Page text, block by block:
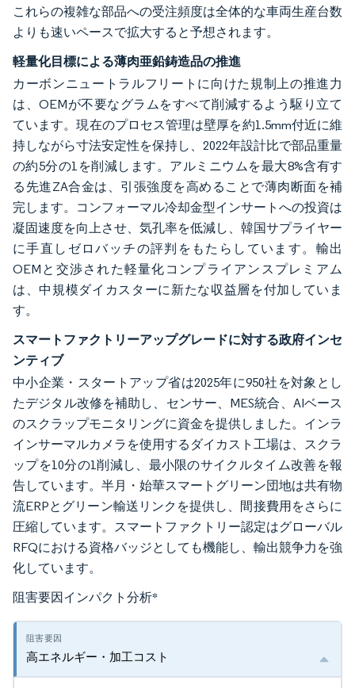
これらの複雑な部品への受注頻度は全体的な車両生産台数
よりも速いペースで拡大すると予想されます。
軽量化目標による薄肉亜鉛鋳造品の推進
カーボンニュートラルフリートに向けた規制上の推進力
は、OEMが不要なグラムをすべて削減するよう駆り立て
ています。現在のプロセス管理は壁厚を約1.5mm付近に維
持しながら寸法安定性を保持し、2022年設計比で部品重量
の約5分の1を削減します。アルミニウムを最大8%含有す
る先進ZA合金は、引張強度を高めることで薄肉断面を補
完します。コンフォーマル冷却金型インサートへの投資は
凝固速度を向上させ、気孔率を低減し、韓国サプライヤー
に手直しゼロバッチの評判をもたらしています。輸出
OEMと交渉された軽量化コンプライアンスプレミアム
は、中規模ダイカスターに新たな収益層を付加していま
す。
スマートファクトリーアップグレードに対する政府インセ
ンティブ
中小企業・スタートアップ省は2025年に950社を対象とし
たデジタル改修を補助し、センサー、MES統合、AIベース
のスクラップモニタリングに資金を提供しました。インラ
インサーマルカメラを使用するダイカスト工場は、スクラ
ップを10分の1削減し、最小限のサイクルタイム改善を報
告しています。半月・始華スマートグリーン団地は共有物
流ERPとグリーン輸送リンクを提供し、間接費用をさらに
圧縮しています。スマートファクトリー認定はグローバル
RFQにおける資格バッジとしても機能し、輸出競争力を強
化しています。
阻害要因インパクト分析*
高エネルギー・加工コスト